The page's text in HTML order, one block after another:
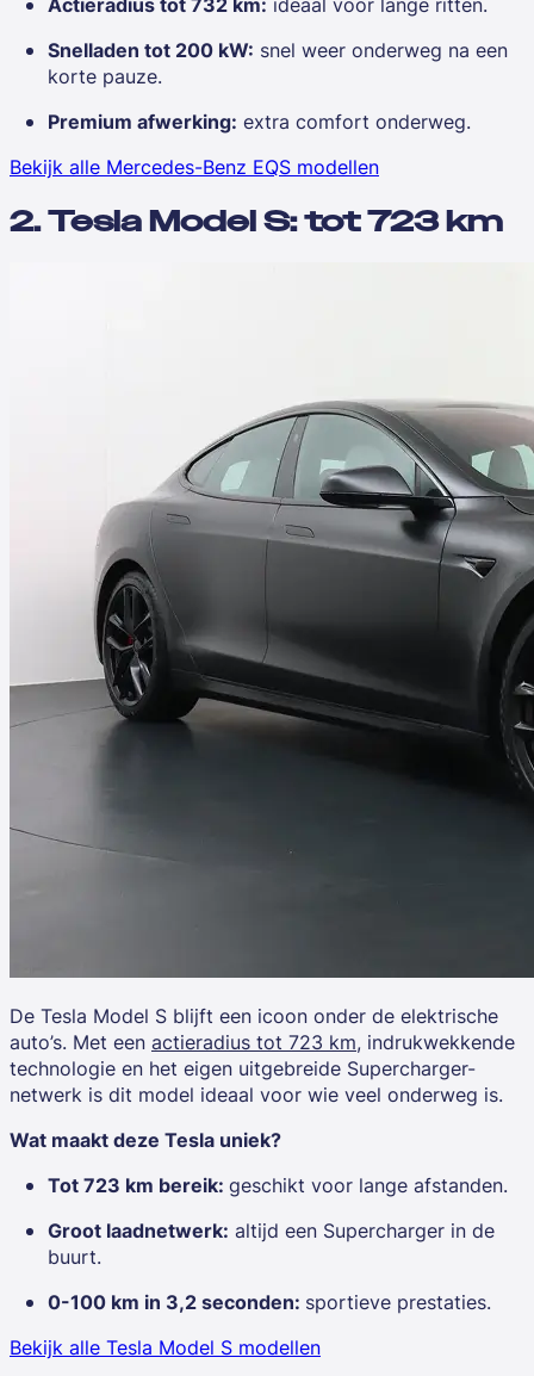
Snelladen tot 200 kW: snel weer onderweg na een
korte pauze.
Premium afwerking: extra comfort onderweg.
Bekijk alle Mercedes-Benz EQS modellen
2. Tesla Model S: tot 723 km
De Tesla Model S blijft een icoon onder de elektrische
auto’s. Met een actieradius tot 723 km, indrukwekkende
technologie en het eigen uitgebreide Supercharger-
netwerk is dit model ideaal voor wie veel onderweg is.
Wat maakt deze Tesla uniek?
Tot 723 km bereik: geschikt voor lange afstanden.
Groot laadnetwerk: altijd een Supercharger in de
buurt.
0-100 km in 3,2 seconden: sportieve prestaties.
Bekijk alle Tesla Model S modellen